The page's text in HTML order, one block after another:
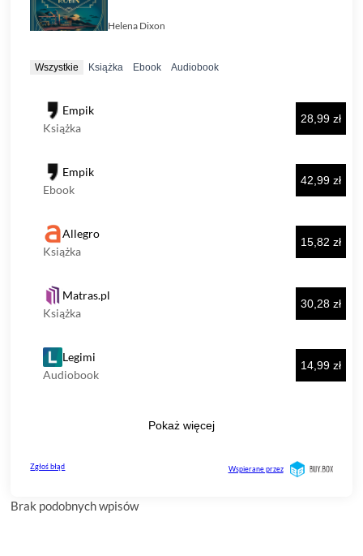
Brak podobnych wpisów